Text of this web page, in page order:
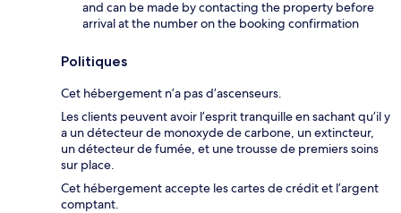
and can be made by contacting the property before
arrival at the number on the booking confirmation
Politiques
Cet hébergement n’a pas d’ascenseurs.
Les clients peuvent avoir l’esprit tranquille en sachant qu’il y
a un détecteur de monoxyde de carbone, un extincteur,
un détecteur de fumée, et une trousse de premiers soins
sur place.
Cet hébergement accepte les cartes de crédit et l’argent
comptant.